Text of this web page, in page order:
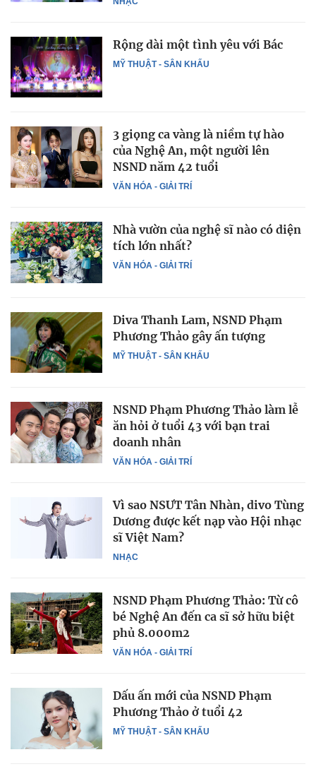
MỸ THUẬT - SÂN KHẤU
Rộng dài một tình yêu với Bác
VĂN HÓA - GIẢI TRÍ
3 giọng ca vàng là niềm tự hào
của Nghệ An, một người lên
NSND năm 42 tuổi
VĂN HÓA - GIẢI TRÍ
Nhà vườn của nghệ sĩ nào có diện
tích lớn nhất?
MỸ THUẬT - SÂN KHẤU
Diva Thanh Lam, NSND Phạm
Phương Thảo gây ấn tượng
VĂN HÓA - GIẢI TRÍ
NSND Phạm Phương Thảo làm lễ
ăn hỏi ở tuổi 43 với bạn trai
doanh nhân
NHẠC
Vì sao NSƯT Tân Nhàn, divo Tùng
Dương được kết nạp vào Hội nhạc
sĩ Việt Nam?
VĂN HÓA - GIẢI TRÍ
NSND Phạm Phương Thảo: Từ cô
bé Nghệ An đến ca sĩ sở hữu biệt
phủ 8.000m2
MỸ THUẬT - SÂN KHẤU
Dấu ấn mới của NSND Phạm
Phương Thảo ở tuổi 42